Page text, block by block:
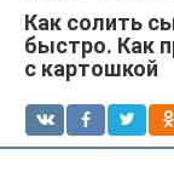
Как солить
быстро. Как
с картошкой